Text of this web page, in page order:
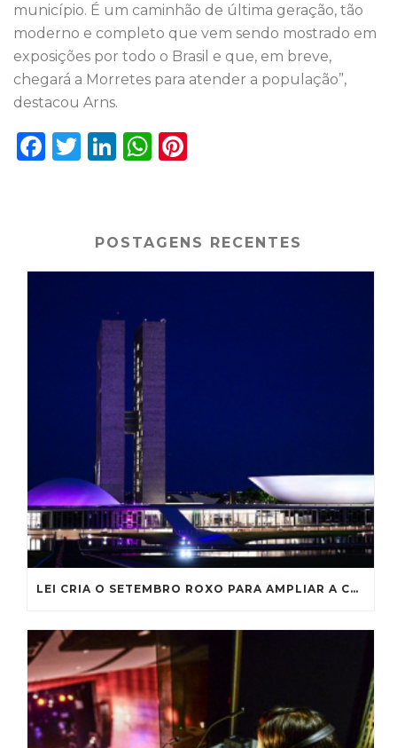
município. É um caminhão de última geração, tão
moderno e completo que vem sendo mostrado em
exposições por todo o Brasil e que, em breve,
chegará a Morretes para atender a população”,
destacou Arns.
F
T
te
Li
e
dI
W
ts
A
p
re
st
POSTAGENS RECENTES
LEI CRIA O SETEMBRO ROXO PARA AMPLIAR A CONSCIENTIZAÇÃO SOBRE A FIBROSE CÍSTICA